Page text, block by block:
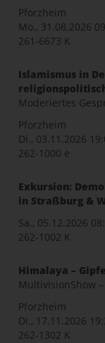
Pforzheim
Mo., 31.08.2026
261-6673 K
Islamismus in
Moderiertes
Pforzheim
Di., 03.11.2026
262-1000 e
Exkursion:
in Straßburg &
Sa., 05.12.2026
262-1002 K
Himalaya –
MultivisionShow
Pforzheim
Di., 17.11.2026
262-1302 K